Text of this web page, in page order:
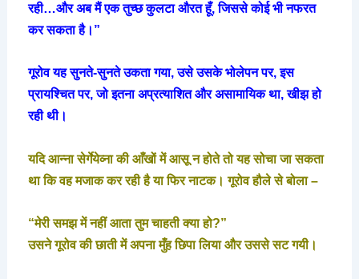
रही…और अब मैं एक तुच्छ कुलटा औरत हूँ, जिससे कोई भी नफरत
कर सकता है।”
गूरोव यह सुनते-सुनते उकता गया, उसे उसके भोलेपन पर, इस
प्रायश्चित पर, जो इतना अप्रत्याशित और असामायिक था, खीझ हो
रही थी।
यदि आन्ना सेर्गेयेव्ना की आँखों में आसू न होते तो यह सोचा जा सकता
था कि वह मजाक कर रही है या फिर नाटक। गूरोव हौले से बोला –
“मेरी समझ में नहीं आता तुम चाहती क्या हो?”
उसने गूरोव की छाती में अपना मुँह छिपा लिया और उससे सट गयी।